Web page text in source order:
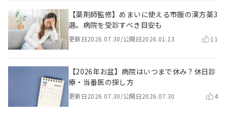
【薬剤師監修】めまいに使える市販の漢方薬3
選。病院を受診すべき目安も
更新日2026.07.30/公開日2026.01.13 11
【2026年お盆】病院はいつまで休み？休日診
療・当番医の探し方
更新日2026.07.30/公開日2026.07.30 4